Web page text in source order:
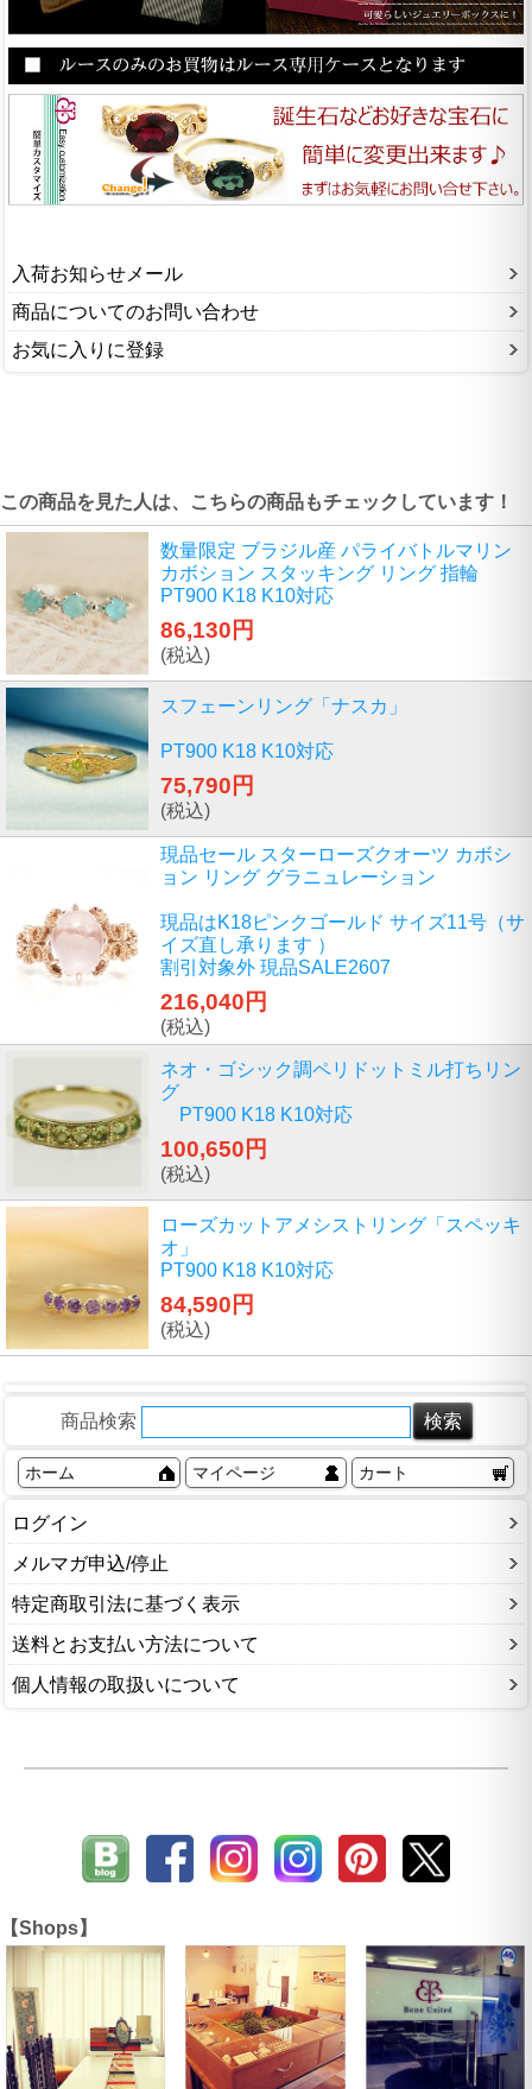
入荷お知らせメール
商品についてのお問い合わせ
お気に入りに登録
この商品を見た人は、こちらの商品もチェックしています！
数量限定 ブラジル産 パライバトルマリン
カボション スタッキング リング 指輪
PT900 K18 K10対応
86,130円
(税込)
スフェーンリング「ナスカ」
PT900 K18 K10対応
75,790円
(税込)
現品セール スターローズクオーツ カボシ
ョン リング グラニュレーション
現品はK18ピンクゴールド サイズ11号（サ
イズ直し承ります ）
割引対象外 現品SALE2607
216,040円
(税込)
ネオ・ゴシック調ペリドットミル打ちリン
グ
PT900 K18 K10対応
100,650円
(税込)
ローズカットアメシストリング「スペッキ
オ」
PT900 K18 K10対応
84,590円
(税込)
商品検索
ホーム マイページ カート
ログイン
メルマガ申込/停止
特定商取引法に基づく表示
送料とお支払い方法について
個人情報の取扱いについて
【Shops】